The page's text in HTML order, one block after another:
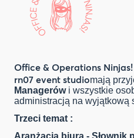
Office & Operations Ninjas!
rn07 event studiomają
Managerówi wszystkie
administracją na wyjątkową
Trzeci temat :